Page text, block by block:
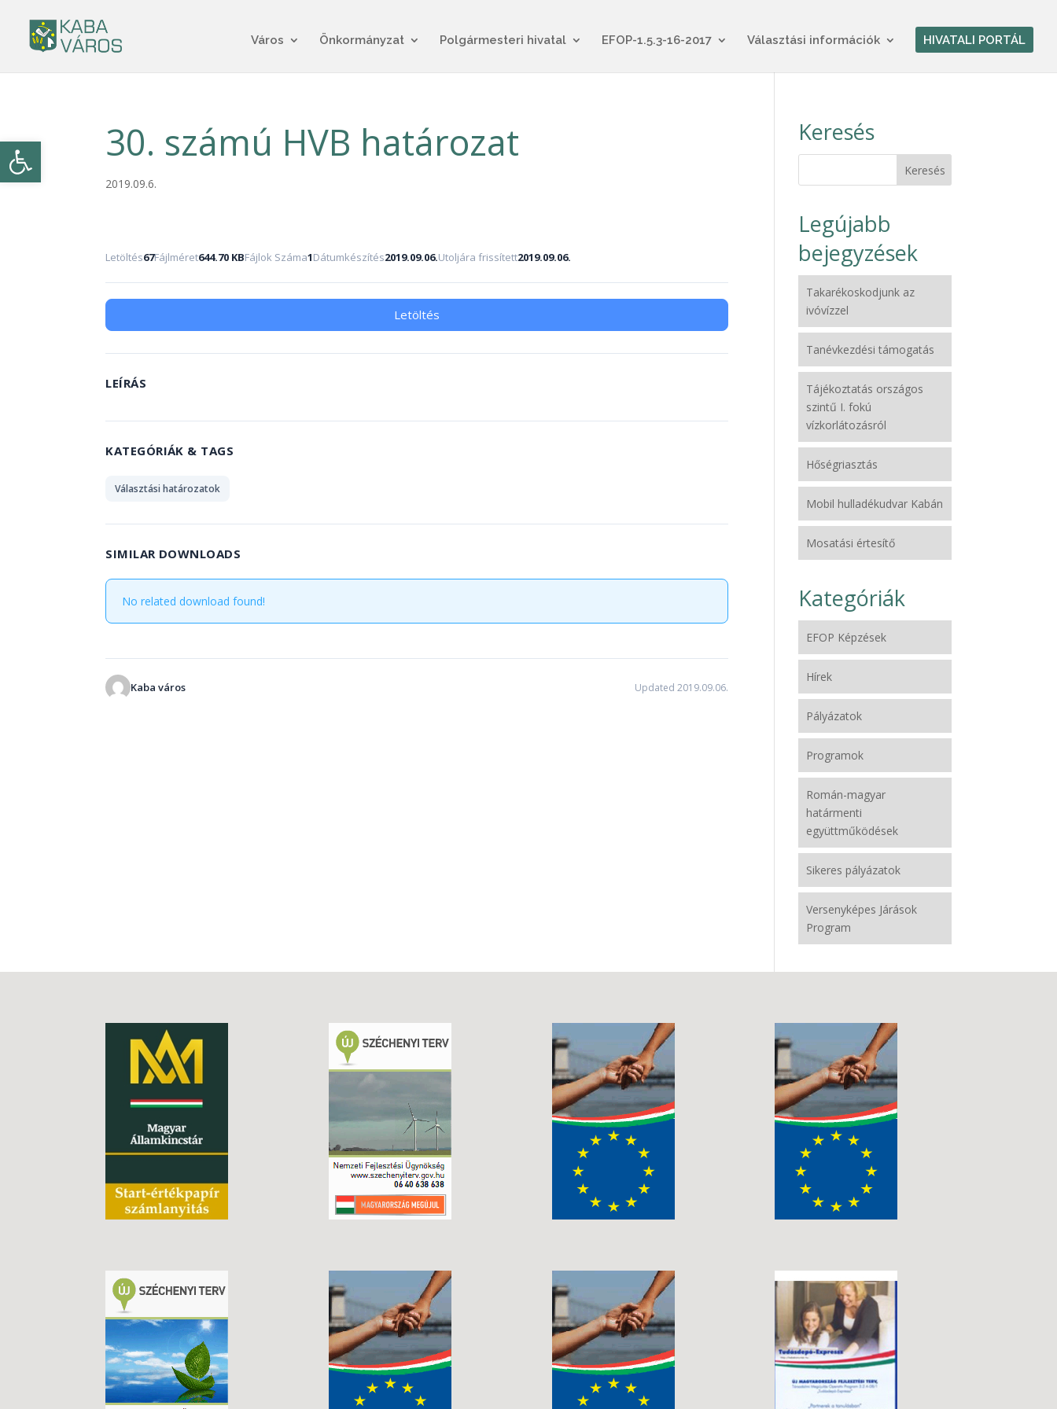
Eszköztár megnyitása
Város Önkormányzat Polgármesteri hivatal EFOP-1.5.3-16-2017 Választási információk HIVATALI PORTÁL
30. számú HVB határozat
2019.09.6.
Letöltés67Fájlméret644.70 KBFájlok Száma1Dátumkészítés2019.09.06.Utoljára frissített2019.09.06.
Letöltés
LEÍRÁS
KATEGÓRIÁK & TAGS
Választási határozatok
SIMILAR DOWNLOADS
No related download found!
Kaba város Updated 2019.09.06.
Keresés
Legújabb
bejegyzések
Takarékoskodjunk az
ivóvízzel
Tanévkezdési támogatás
Tájékoztatás országos
szintű I. fokú
vízkorlátozásról
Hőségriasztás
Mobil hulladékudvar Kabán
Mosatási értesítő
Kategóriák
EFOP Képzések
Hírek
Pályázatok
Programok
Román-magyar
határmenti
együttműködések
Sikeres pályázatok
Versenyképes Járások
Program